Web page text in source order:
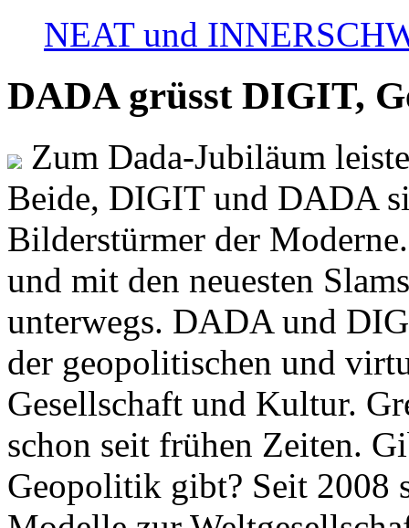
NEAT und
DADA grüsst DIGIT,
Zum Dada-Jubiläum
Beide, DIGIT und DADA
Bilderstürmer der
und mit den neuesten
unterwegs. DADA und
der geopolitischen und
Gesellschaft und Kultur.
schon seit frühen Zeiten.
Geopolitik gibt? Seit 2008